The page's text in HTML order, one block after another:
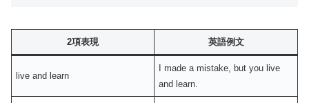
2項表現 英語例文
live and learn
I made a mistake, but you live
and learn.